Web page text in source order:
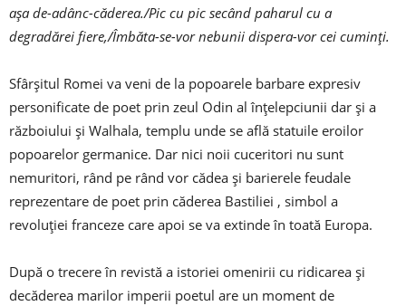
așa de-adânc-căderea./Pic cu pic secând paharul cu a
degradărei fiere,/Îmbăta-se-vor nebunii dispera-vor cei cuminți.
Sfârșitul Romei va veni de la popoarele barbare expresiv
personificate de poet prin zeul Odin al înțelepciunii dar și a
războiului și Walhala, templu unde se află statuile eroilor
popoarelor germanice. Dar nici noii cuceritori nu sunt
nemuritori, rând pe rând vor cădea și barierele feudale
reprezentare de poet prin căderea Bastiliei , simbol a
revoluției franceze care apoi se va extinde în toată Europa.
După o trecere în revistă a istoriei omenirii cu ridicarea și
decăderea marilor imperii poetul are un moment de